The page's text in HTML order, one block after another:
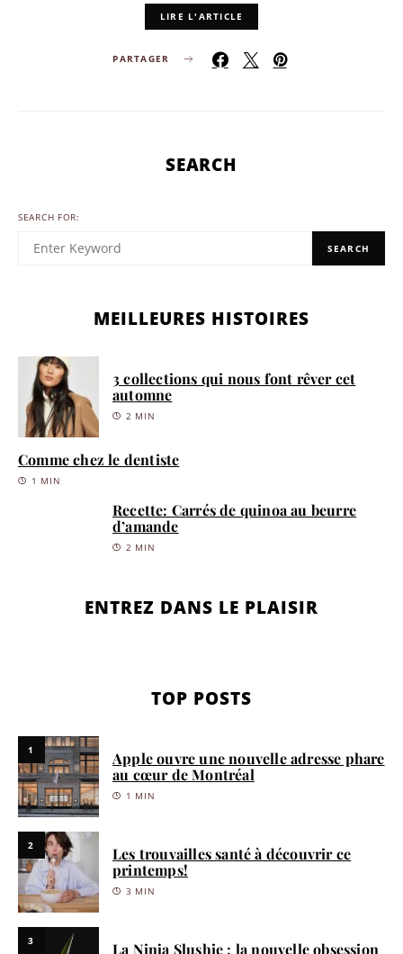
LIRE L'ARTICLE
PARTAGER
SEARCH
SEARCH FOR:
SEARCH
MEILLEURES HISTOIRES
3 collections qui nous font rêver cet
automne
2 MIN
Comme chez le dentiste
1 MIN
Recette: Carrés de quinoa au beurre
d’amande
2 MIN
ENTREZ DANS LE PLAISIR
TOP POSTS
1
Apple ouvre une nouvelle adresse phare
au cœur de Montréal
1 MIN
2
Les trouvailles santé à découvrir ce
printemps!
3 MIN
3 La Ninja Slushie : la nouvelle obsession